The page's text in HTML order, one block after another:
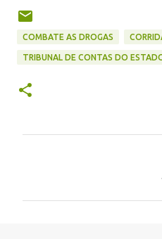
COMBATE AS DROGAS
TRIBUNAL DE CONTAS DO